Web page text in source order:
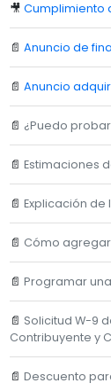
🎥Cumplimiento
📄Anuncio de
📄Anuncio
📄 ¿Puedo
📄Estimaciones
📄Explicación
📄 Cómo
📄Programar
📄 Solicitud W-9
Contribuyente y
📄Descuento